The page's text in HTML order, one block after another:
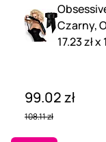
Czarny,
17.23 zł x
99.02 zł
108.11 zł